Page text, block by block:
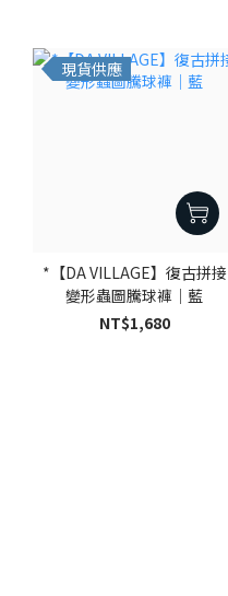
現貨供應
*【DA VILLAGE】復古拼接
變形蟲圖騰球褲｜藍
NT$1,680